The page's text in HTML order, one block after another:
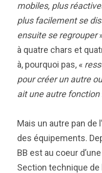
mobiles, plus
plus facilement se
ensuite se regrouper
à quatre chars et
à, pourquoi pas, «
pour créer un autre
ait une autre fonction
Mais un autre pan de
des équipements.
BB est au coeur
Section technique de